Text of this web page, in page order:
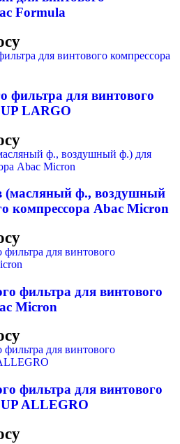
Formula
фильтра для винтового
LARGO
(масляный ф., воздушный
компрессора Abac Micron
фильтра для винтового
Micron
фильтра для винтового
ALLEGRO